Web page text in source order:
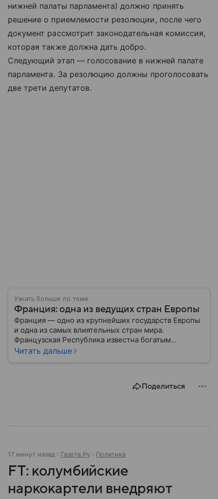
нижней палаты парламента) должно принять
решение о приемлемости резолюции, после чего
документ рассмотрит законодательная комиссия,
которая также должна дать добро.
Следующий этап — голосование в нижней палате
парламента. За резолюцию должны проголосовать
две трети депутатов.
Узнать больше по теме
Франция: одна из ведущих стран Европы
Франция — одно из крупнейших государств Европы
и одна из самых влиятельных стран мира.
Французская Республика известна богатым
культурным наследием, развитой экономикой,
Читать дальше
Поделиться
17 минут назад Газета.Ру Политика
FT: колумбийские
наркокартели внедряют